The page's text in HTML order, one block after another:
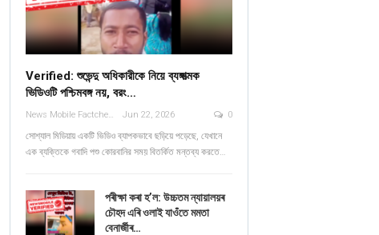
Verified: শুভেন্দু অধিকারীকে নিয়ে ব্যঙ্গাত্মক
ভিডিওটি পশ্চিমবঙ্গ নয়, বরং…
News Mobile Factcheck Bureau Jun 22, 2026 0
সোশ্যাল মিডিয়ায় একটি ভিডিও ব্যাপকভাবে ছড়িয়ে পড়েছে, যেখানে
এক ব্যক্তিকে গবাদি পশু কোরবানির সময় বিতর্কিত মন্তব্য করতে…
পৰীক্ষা কৰা হ’ল: উচ্চতম ন্যায়ালয়ৰ
চৌহদ এৰি ওলাই যাওঁতে মমতা
বেনাৰ্জীৰ…